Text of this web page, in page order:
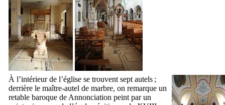
À l’intérieur de l’église se trouvent sept autels ;
derrière le maître-autel de marbre, on remarque un
retable baroque de Annonciation peint par un